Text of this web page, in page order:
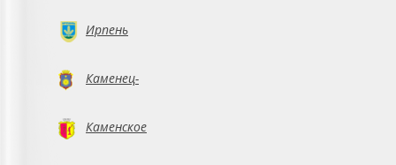
Ирпень
Каменец-
Каменское